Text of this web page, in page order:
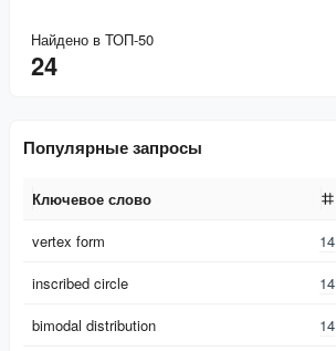
Найдено в ТОП-50
24
Популярные запросы
Ключевое слово
Ключевое слово
vertex form 14
inscribed circle
14
bimodal distribution
14